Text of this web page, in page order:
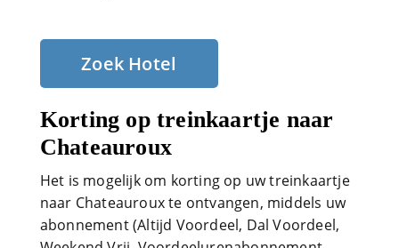
Zoek Hotel
Korting op treinkaartje naar
Chateauroux
Het is mogelijk om korting op uw treinkaartje
naar Chateauroux te ontvangen, middels uw
abonnement (Altijd Voordeel, Dal Voordeel,